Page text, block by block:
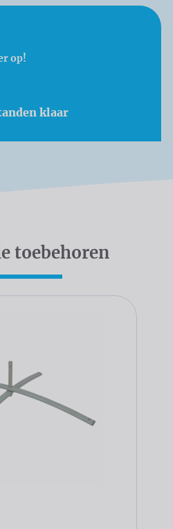
op!
klaar
toebehoren